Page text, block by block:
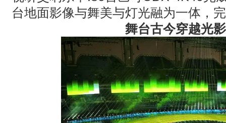
· 【BIRTV发布】万象视听，向新而生，BIRTV2026即将开幕！
台地面影像与舞美与灯光融为一体，
舞台古今穿越光